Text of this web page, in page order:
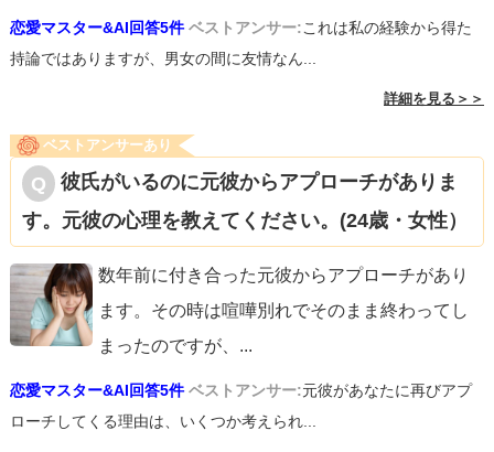
恋愛マスター&AI回答5件 ベストアンサー:これは私の経験から得た
持論ではありますが、男女の間に友情なん...
詳細を見る＞＞
ベストアンサーあり
彼氏がいるのに元彼からアプローチがありま
す。元彼の心理を教えてください。(24歳・女性）
数年前に付き合った元彼からアプローチがあり
ます。その時は喧嘩別れでそのまま終わってし
まったのですが、 ...
恋愛マスター&AI回答5件 ベストアンサー:元彼があなたに再びアプ
ローチしてくる理由は、いくつか考えられ...